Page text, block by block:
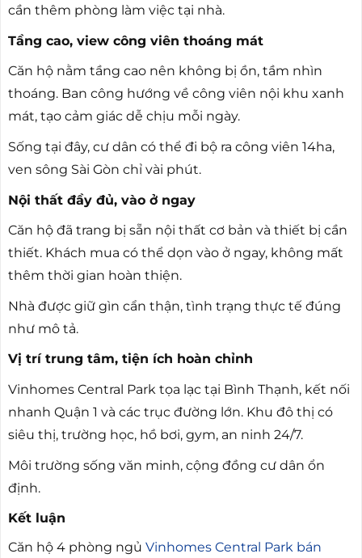
cần thêm phòng làm việc tại nhà.
Tầng cao, view công viên thoáng mát
Căn hộ nằm tầng cao nên không bị ồn, tầm nhìn
thoáng. Ban công hướng về công viên nội khu xanh
mát, tạo cảm giác dễ chịu mỗi ngày.
Sống tại đây, cư dân có thể đi bộ ra công viên 14ha,
ven sông Sài Gòn chỉ vài phút.
Nội thất đầy đủ, vào ở ngay
Căn hộ đã trang bị sẵn nội thất cơ bản và thiết bị cần
thiết. Khách mua có thể dọn vào ở ngay, không mất
thêm thời gian hoàn thiện.
Nhà được giữ gìn cẩn thận, tình trạng thực tế đúng
như mô tả.
Vị trí trung tâm, tiện ích hoàn chỉnh
Vinhomes Central Park tọa lạc tại Bình Thạnh, kết nối
nhanh Quận 1 và các trục đường lớn. Khu đô thị có
siêu thị, trường học, hồ bơi, gym, an ninh 24/7.
Môi trường sống văn minh, cộng đồng cư dân ổn
định.
Kết luận
Căn hộ 4 phòng ngủ Vinhomes Central Park bán